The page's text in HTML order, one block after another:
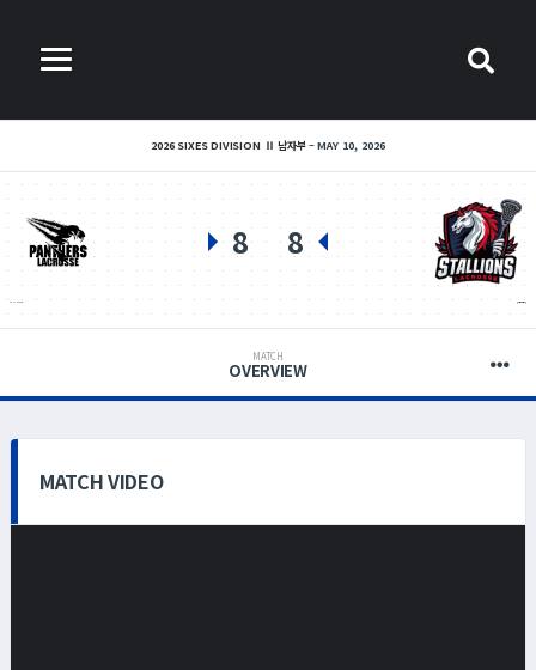
2026 SIXES DIVISION Ⅱ 남자부 MAY 10, 2026
8 8
MATCH
OVERVIEW
MATCH VIDEO